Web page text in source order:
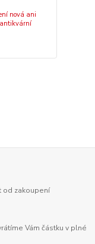
nová ani
antikvární
od zakoupení
Vám částku v plné